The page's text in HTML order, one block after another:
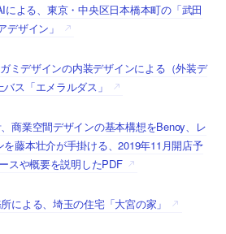
よる、東京・中央区日本橋本町の「武田
デザイン」
ミデザインの内装デザインによる（外装デ
ス「エメラルダス」
商業空間デザインの基本構想をBenoy、レ
藤本壮介が手掛ける、2019年11月開店予
スや概要を説明したPDF
による、埼玉の住宅「大宮の家」